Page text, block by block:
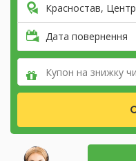
Красностав, Центр
Дата повернення